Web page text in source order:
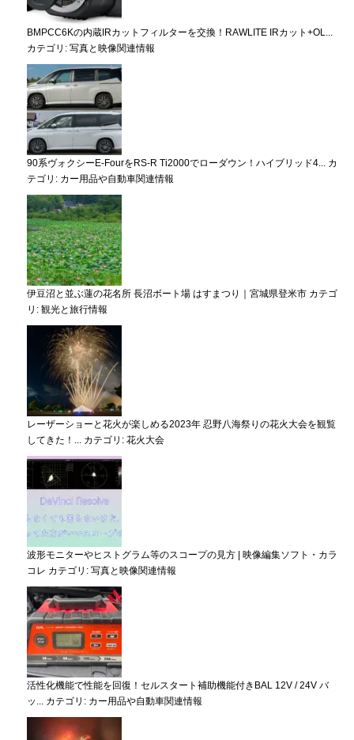
BMPCC6Kの内蔵IRカットフィルターを交換！RAWLITE IRカット+OL...
カテゴリ: 写真と映像関連情報
90系ヴォクシーE-FourをRS-R Ti2000でローダウン！ハイブリッド4... カ
テゴリ: カー用品や自動車関連情報
伊豆沼と並ぶ蓮の花名所 長沼ボート場 はすまつり｜宮城県登米市 カテゴ
リ: 観光と旅行情報
レーザーショーと花火が楽しめる2023年 忍野八海祭りの花火大会を観覧
してきた！... カテゴリ: 花火大会
波形モニターやヒストグラム等のスコープの見方 | 映像編集ソフト・カラ
コレ カテゴリ: 写真と映像関連情報
活性化機能で性能を回復！セルスタート補助機能付きBAL 12V / 24V バ
ッ... カテゴリ: カー用品や自動車関連情報